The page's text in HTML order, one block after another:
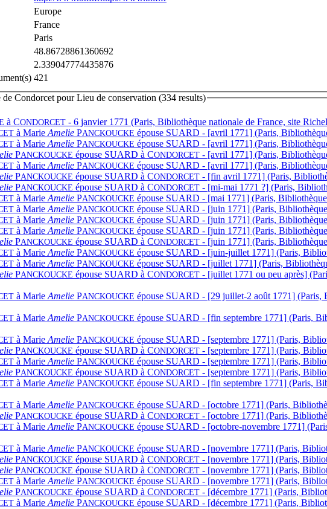
Europe
France
Paris
48.86728861360692
2.339047774435876
421
de Condorcet pour Lieu de conservation (334 results)
à CONDORCET - 6 janvier 1771 (Paris, Bibliothèque nationale de France, site
à Marie Amelie PANCKOUCKE épouse SUARD - [avril 1771] (Paris,
à Marie Amelie PANCKOUCKE épouse SUARD - [avril 1771] (Paris,
PANCKOUCKE épouse SUARD à CONDORCET - [avril 1771] (Paris,
à Marie Amelie PANCKOUCKE épouse SUARD - [avril 1771] (Paris,
PANCKOUCKE épouse SUARD à CONDORCET - [fin avril 1771] (Paris,
PANCKOUCKE épouse SUARD à CONDORCET - [mi-mai 1771 ?] (Paris,
à Marie Amelie PANCKOUCKE épouse SUARD - [mai 1771] (Paris,
à Marie Amelie PANCKOUCKE épouse SUARD - [juin 1771] (Paris,
à Marie Amelie PANCKOUCKE épouse SUARD - [juin 1771] (Paris,
à Marie Amelie PANCKOUCKE épouse SUARD - [juin 1771] (Paris,
PANCKOUCKE épouse SUARD à CONDORCET - [juin 1771] (Paris,
à Marie Amelie PANCKOUCKE épouse SUARD - [juin-juillet 1771] (Paris,
à Marie Amelie PANCKOUCKE épouse SUARD - [juillet 1771] (Paris,
PANCKOUCKE épouse SUARD à CONDORCET - [juillet 1771 ou peu après]
à Marie Amelie PANCKOUCKE épouse SUARD - [29 juillet-2 août 1771] (Paris,
à Marie Amelie PANCKOUCKE épouse SUARD - [fin septembre 1771] (Paris,
à Marie Amelie PANCKOUCKE épouse SUARD - [septembre 1771] (Paris,
PANCKOUCKE épouse SUARD à CONDORCET - [septembre 1771] (Paris,
à Marie Amelie PANCKOUCKE épouse SUARD - [septembre 1771] (Paris,
PANCKOUCKE épouse SUARD à CONDORCET - [septembre 1771] (Paris,
à Marie Amelie PANCKOUCKE épouse SUARD - [fin septembre 1771] (Paris,
à Marie Amelie PANCKOUCKE épouse SUARD - [octobre 1771] (Paris,
PANCKOUCKE épouse SUARD à CONDORCET - [octobre 1771] (Paris,
à Marie Amelie PANCKOUCKE épouse SUARD - [octobre-novembre 1771]
à Marie Amelie PANCKOUCKE épouse SUARD - [novembre 1771] (Paris,
PANCKOUCKE épouse SUARD à CONDORCET - [novembre 1771] (Paris,
PANCKOUCKE épouse SUARD à CONDORCET - [novembre 1771] (Paris,
à Marie Amelie PANCKOUCKE épouse SUARD - [novembre 1771] (Paris,
PANCKOUCKE épouse SUARD à CONDORCET - [décembre 1771] (Paris,
à Marie Amelie PANCKOUCKE épouse SUARD - [décembre 1771] (Paris,